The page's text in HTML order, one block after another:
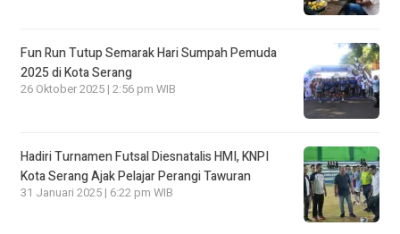
Fun Run Tutup Semarak Hari Sumpah Pemuda
2025 di Kota Serang
26 Oktober 2025 | 2:56 pm WIB
Hadiri Turnamen Futsal Diesnatalis HMI, KNPI
Kota Serang Ajak Pelajar Perangi Tawuran
31 Januari 2025 | 6:22 pm WIB